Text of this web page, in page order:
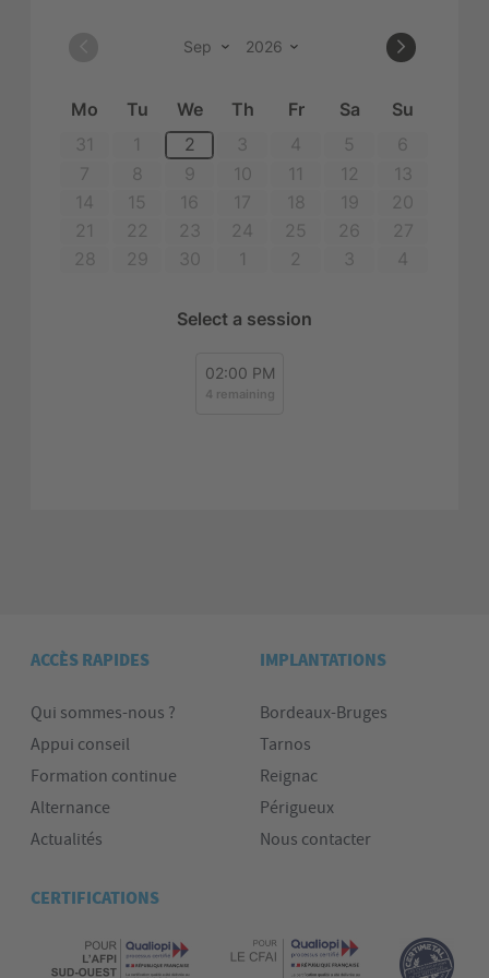
ACCÈS RAPIDES
Qui sommes-nous ?
Appui conseil
Formation continue
Alternance
Actualités
IMPLANTATIONS
Bordeaux-Bruges
Tarnos
Reignac
Périgueux
Nous contacter
CERTIFICATIONS